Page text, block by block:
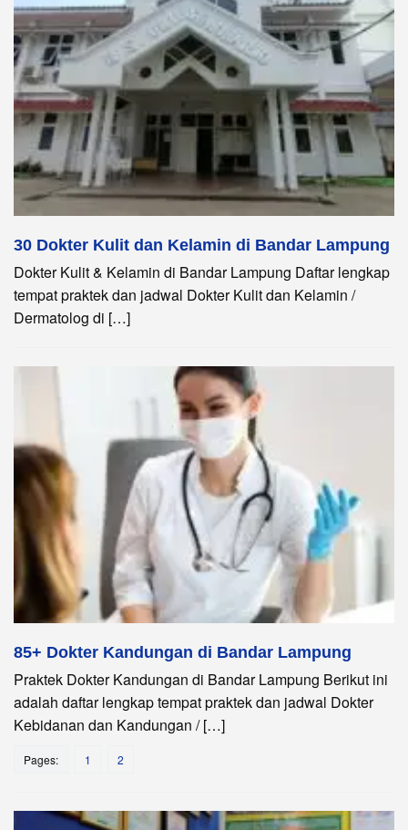
30 Dokter Kulit dan Kelamin di Bandar Lampung
Dokter Kulit & Kelamin di Bandar Lampung Daftar lengkap
tempat praktek dan jadwal Dokter Kulit dan Kelamin /
Dermatolog di […]
85+ Dokter Kandungan di Bandar Lampung
Praktek Dokter Kandungan di Bandar Lampung Berikut ini
adalah daftar lengkap tempat praktek dan jadwal Dokter
Kebidanan dan Kandungan / […]
Pages: 1 2